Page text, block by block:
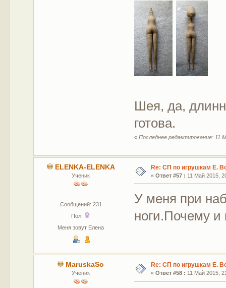
Шея, да,
готова.
«Последнее редактирование: 11
ELENKA-ELENKA
Ученик
Сообщений: 231
Пол:
Меня зовут Елена
Re: СП по игрушкам Е.
« Ответ #57 : 11 Май 2015,
У меня при
ноги.Почему и
MaruskaSo
Ученик
Re: СП по игрушкам Е.
« Ответ #58 : 11 Май 2015,